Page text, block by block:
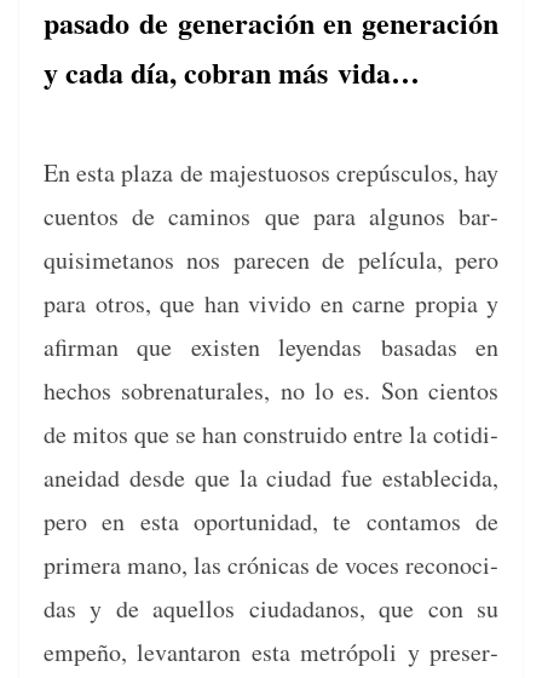
pasado de generación en generación
y cada día, cobran más vida…
En esta plaza de majes­tu­osos crepús­cu­los, hay
cuen­tos de caminos que para algunos bar­
quisimetanos nos pare­cen de pelícu­la, pero
para otros, que han vivi­do en carne propia y
afir­man que exis­ten leyen­das basadas en
hechos sobre­nat­u­rales, no lo es. Son cien­tos
de mitos que se han con­stru­i­do entre la cotid­i­
anei­dad des­de que la ciu­dad fue estable­ci­da,
pero en esta opor­tu­nidad, te con­ta­mos de
primera mano, las cróni­cas de voces recono­ci­
das y de aque­l­los ciu­dadanos, que con su
empeño, lev­an­taron esta metrópoli y preser­